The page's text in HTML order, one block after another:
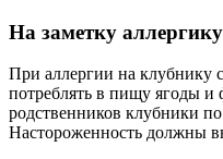
На заметку аллергику
При аллергии на клубнику
потреблять в пищу ягоды и
родственников клубники
Настороженность должны